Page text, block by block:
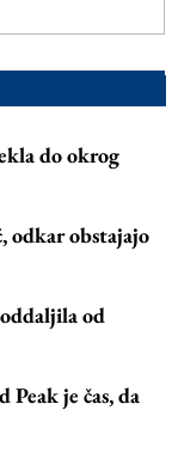
do okrog
odkar obstajajo
od
je čas, da